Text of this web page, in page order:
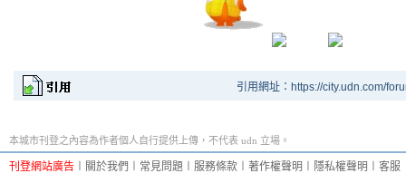
引用網址：https://city.udn.com/
本城市刊登之內容為作者個人自行提供上傳，不代表 udn 立場。
刊登網站廣告 關於我們 常見問題 服務條款 著作權聲明 隱私權聲明 客服